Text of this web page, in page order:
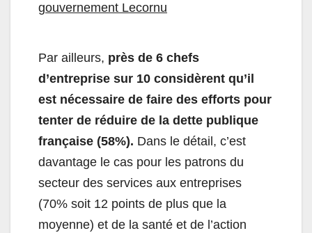
gouvernement Lecornu
Par ailleurs, près de 6 chefs
d’entreprise sur 10 considèrent qu’il
est nécessaire de faire des efforts pour
tenter de réduire de la dette publique
française (58%). Dans le détail, c’est
davantage le cas pour les patrons du
secteur des services aux entreprises
(70% soit 12 points de plus que la
moyenne) et de la santé et de l’action